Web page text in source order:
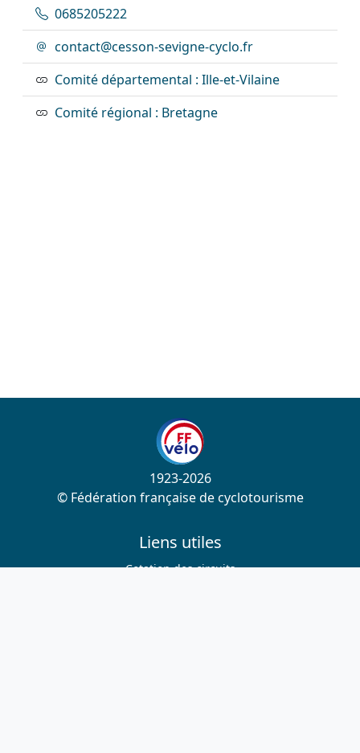
0685205222
contact@cesson-sevigne-cyclo.fr
Comité départemental : Ille-et-Vilaine
Comité régional : Bretagne
1923-2026
© Fédération française de cyclotourisme
Liens utiles
Cotation des circuits